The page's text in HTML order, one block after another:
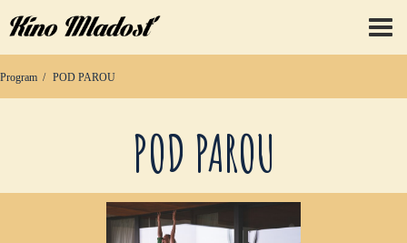
Program POD PAROU
POD PAROU